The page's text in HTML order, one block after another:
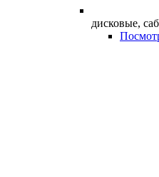
дисковые,